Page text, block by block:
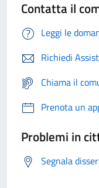
Contatta il
Leggi le
Richiedi
Chiama il
Prenota un
Problemi in
Segnala